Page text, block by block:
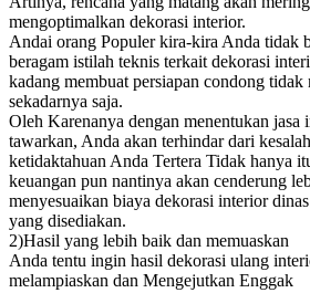
mengoptimalkan dekorasi interior.
Andai orang Populer kira-kira Anda tidak
beragam istilah teknis terkait dekorasi
kadang membuat persiapan condong tidak
sekadarnya saja.
Oleh Karenanya dengan menentukan jasa
tawarkan, Anda akan terhindar dari
ketidaktahuan Anda Tertera Tidak hanya
keuangan pun nantinya akan cenderung
menyesuaikan biaya dekorasi interior
yang disediakan.
2)Hasil yang lebih baik dan memuaskan
Anda tentu ingin hasil dekorasi ulang
melampiaskan dan Mengejutkan Enggak